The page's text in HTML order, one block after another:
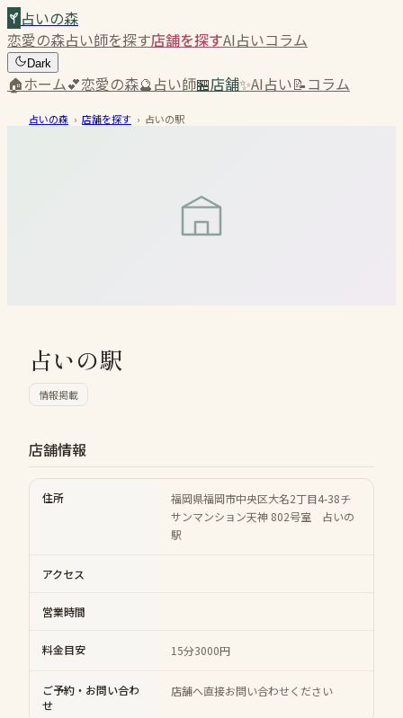
占いの森
恋愛の森占い師を探す店舗を探すAI占いコラム
Dark
🏠ホーム💕恋愛の森🔮占い師🏪店舗✨AI占い📝コラム
占いの森 › 店舗を探す › 占いの駅
占いの駅
情報掲載
店舗情報
住所
福岡県福岡市中央区大名2丁目4-38チ
サンマンション天神 802号室 占いの
駅
アクセス
営業時間
料金目安 15分3000円
ご予約・お問い合わ
せ
店舗へ直接お問い合わせください